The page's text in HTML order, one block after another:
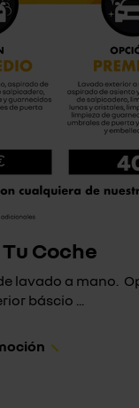
Coche
lavado a mano.
báscio ...